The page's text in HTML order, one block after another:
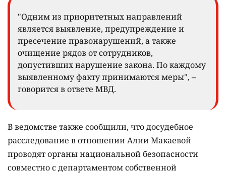
"Одним из приоритетных направлений
является выявление, предупреждение и
пресечение правонарушений, а также
очищение рядов от сотрудников,
допустивших нарушение закона. По каждому
выявленному факту принимаются меры", –
говорится в ответе МВД.
В ведомстве также сообщили, что досудебное
расследование в отношении Алии Макаевой
проводят органы национальной безопасности
совместно с департаментом собственной